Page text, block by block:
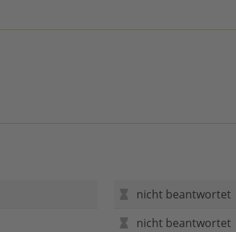
nicht beantwortet
nicht beantwortet